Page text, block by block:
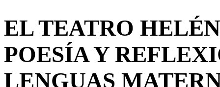
EL TEATRO
POESÍA Y
LENGUAS